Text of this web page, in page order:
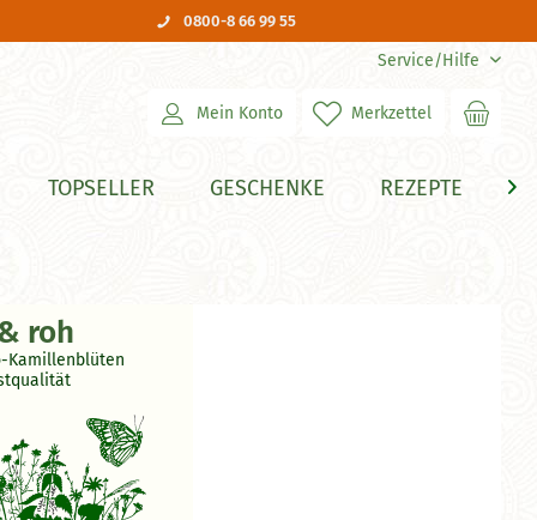
0800-8 66 99 55
Service/Hilfe
Merkzettel
Mein Konto
TOPSELLER GESCHENKE REZEPTE 
roh
Kamillenblüten